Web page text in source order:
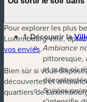
visiteurs sur
Pour explorer les plus
Luxembourg-ville,
vos envies.
Bien sûr si vous
découvertes et
quartiers de
1. Découvrir la
Ambiance
pittoresque,
et pubs où
Soirées